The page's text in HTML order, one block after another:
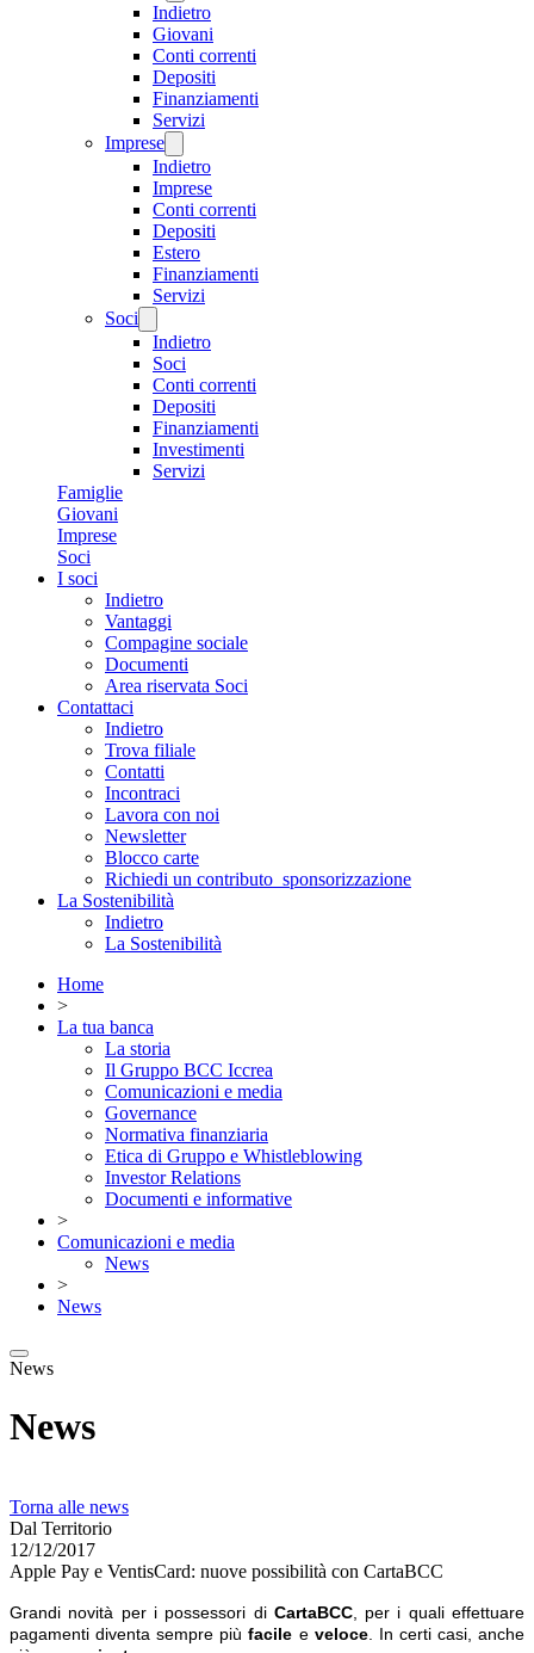
Indietro
Giovani
Conti correnti
Depositi
Finanziamenti
Servizi
Imprese
Indietro
Imprese
Conti correnti
Depositi
Estero
Finanziamenti
Servizi
Soci
Indietro
Soci
Conti correnti
Depositi
Finanziamenti
Investimenti
Servizi
Famiglie
Giovani
Imprese
Soci
I soci
Indietro
Vantaggi
Compagine sociale
Documenti
Area riservata Soci
Contattaci
Indietro
Trova filiale
Contatti
Incontraci
Lavora con noi
Newsletter
Blocco carte
Richiedi un contributo_sponsorizzazione
La Sostenibilità
Indietro
La Sostenibilità
Home
>
La tua banca
La storia
Il Gruppo BCC Iccrea
Comunicazioni e media
Governance
Normativa finanziaria
Etica di Gruppo e Whistleblowing
Investor Relations
Documenti e informative
>
Comunicazioni e media
News
>
News
News
News
Torna alle news
Dal Territorio
12/12/2017
Apple Pay e VentisCard: nuove possibilità con CartaBCC
Grandi novità per i possessori di CartaBCC, per i quali effettuare
pagamenti diventa sempre piùfacile e veloce. In certi casi, anche